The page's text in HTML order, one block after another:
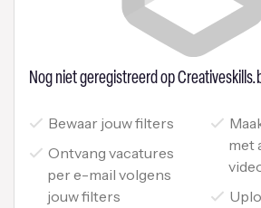
Nog niet geregistreerd op
Bewaar jouw filters
Ontvang vacatures
per e-mail volgens
jouw filters
met